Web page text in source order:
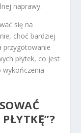
naprawy.
się na
choć bardziej
przygotowanie
płytek, co jest
wykończenia